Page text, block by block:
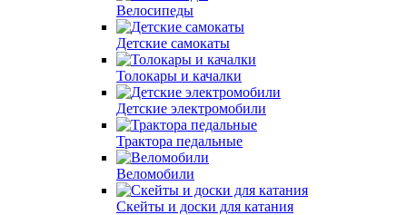
Велосипеды
Детские самокаты
Толокары и качалки
Детские электромобили
Трактора педальные
Веломобили
Скейты и доски для катания